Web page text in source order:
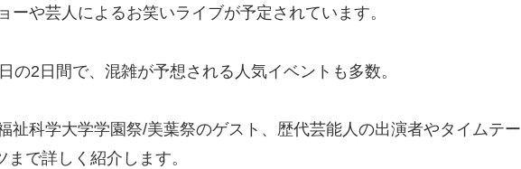
ーや芸人によるお笑いライブが予定されています。
の2日間で、混雑が予想される人気イベントも多数。
祉科学大学学園祭/美葉祭のゲスト、歴代芸能人の出演者やタイムテー
で詳しく紹介します。